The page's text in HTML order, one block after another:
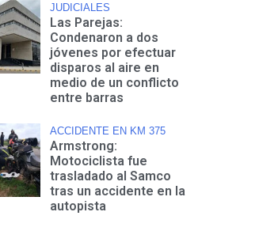
JUDICIALES
Las Parejas:
Condenaron a dos
jóvenes por efectuar
disparos al aire en
medio de un conflicto
entre barras
ACCIDENTE EN KM 375
Armstrong:
Motociclista fue
trasladado al Samco
tras un accidente en la
autopista